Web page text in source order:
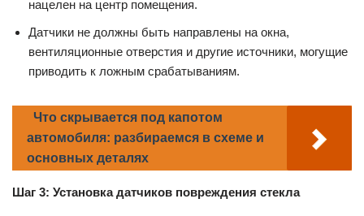
нацелен на центр помещения.
Датчики не должны быть направлены на окна,
вентиляционные отверстия и другие источники, могущие
приводить к ложным срабатываниям.
Что скрывается под капотом
автомобиля: разбираемся в схеме и
основных деталях
Шаг 3: Установка датчиков повреждения стекла